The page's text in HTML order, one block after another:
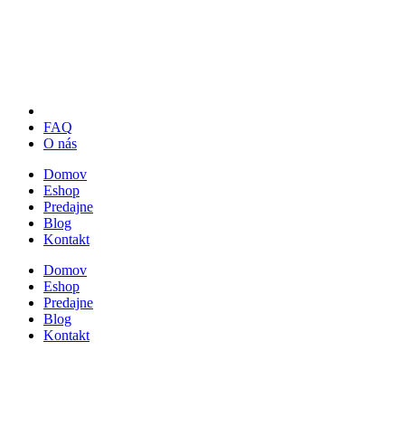
FAQ
O nás
Domov
Eshop
Predajne
Blog
Kontakt
Domov
Eshop
Predajne
Blog
Kontakt